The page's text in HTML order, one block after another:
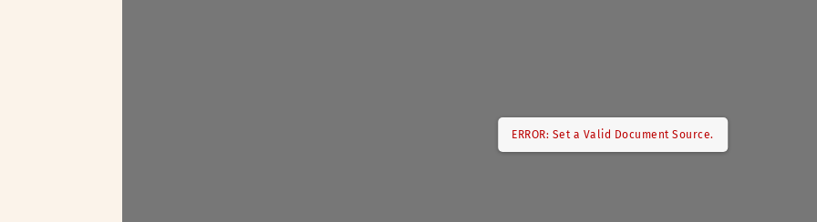
ERROR: Set a Valid Document Source.